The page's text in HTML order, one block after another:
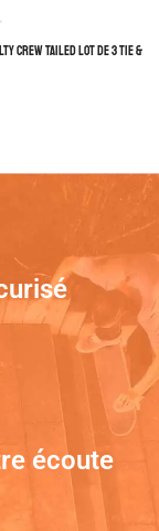
CREW TAILED LOT DE 3 TIE &
écoute